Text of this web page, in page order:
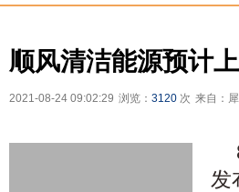
顺风清洁能源预计
2021-08-24 09:02:29 浏览： 3120 次 来自：
发